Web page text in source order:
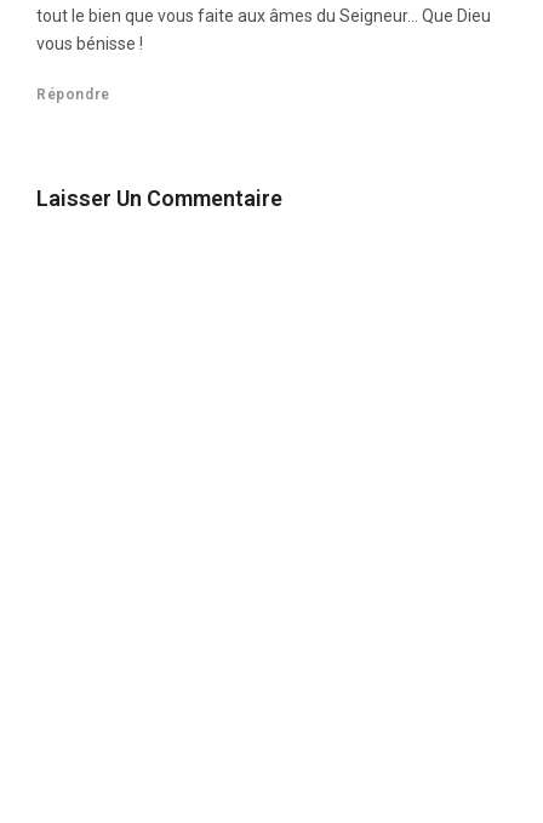
tout le bien que vous faite aux âmes du Seigneur… Que Dieu
vous bénisse !
Répondre
Laisser Un Commentaire